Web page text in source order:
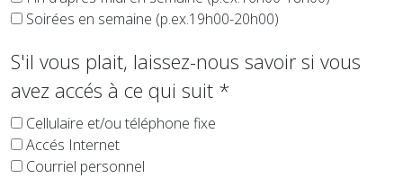
Soirées en semaine (p.ex.19h00-20h00)
S'il vous plait, laissez-nous savoir si vous
avez accés à ce qui suit *
Cellulaire et/ou téléphone fixe
Accés Internet
Courriel personnel